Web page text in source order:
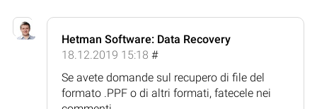
Hetman Software: Data Recovery
18.12.2019 15:18 #
Se avete domande sul recupero di file del
formato .PPF o di altri formati, fatecele nei